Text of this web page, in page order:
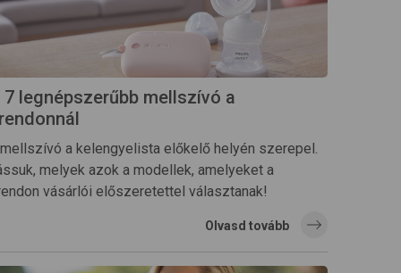
7 legnépszerűbb mellszívó a
a kelengyelista előkelő helyén szerepel.
melyek azok a modellek, amelyeket a
vásárlói előszeretettel választanak!
Olvasd tovább